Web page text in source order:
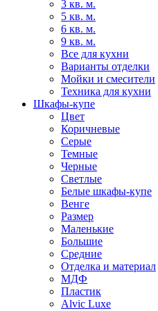
3 кв. м.
5 кв. м.
6 кв. м.
9 кв. м.
Все для кухни
Варианты отделки
Мойки и смесители
Техника для кухни
Шкафы-купе
Цвет
Коричневые
Серые
Темные
Черные
Светлые
Белые шкафы-купе
Венге
Размер
Маленькие
Большие
Средние
Отделка и материал
МДФ
Пластик
Alvic Luxe